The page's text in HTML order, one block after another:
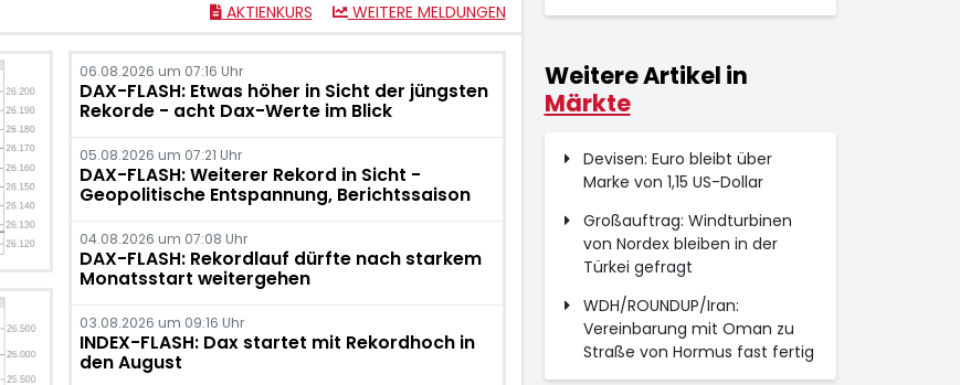
AKTIENKURS WEITERE MELDUNGEN
06.08.2026 um 07:16 Uhr
DAX-FLASH: Etwas höher in Sicht der jüngsten
Rekorde - acht Dax-Werte im Blick
05.08.2026 um 07:21 Uhr
DAX-FLASH: Weiterer Rekord in Sicht -
Geopolitische Entspannung, Berichtssaison
04.08.2026 um 07:08 Uhr
DAX-FLASH: Rekordlauf dürfte nach starkem
Monatsstart weitergehen
03.08.2026 um 09:16 Uhr
INDEX-FLASH: Dax startet mit Rekordhoch in
den August
Weitere Artikel in
Märkte
Devisen: Euro bleibt über
Marke von 1,15 US-Dollar
Großauftrag: Windturbinen
von Nordex bleiben in der
Türkei gefragt
WDH/ROUNDUP/Iran:
Vereinbarung mit Oman zu
Straße von Hormus fast fertig